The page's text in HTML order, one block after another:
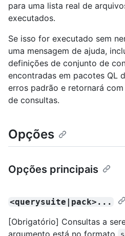
para uma lista real de
executados.
Se isso for executado sem
uma mensagem de ajuda,
definições de conjunto de
encontradas em pacotes QL
erros padrão e retornará
de consultas.
Opções
Opções principais
<querysuite|pack>...
[Obrigatório] Consultas a
argumento está no formato